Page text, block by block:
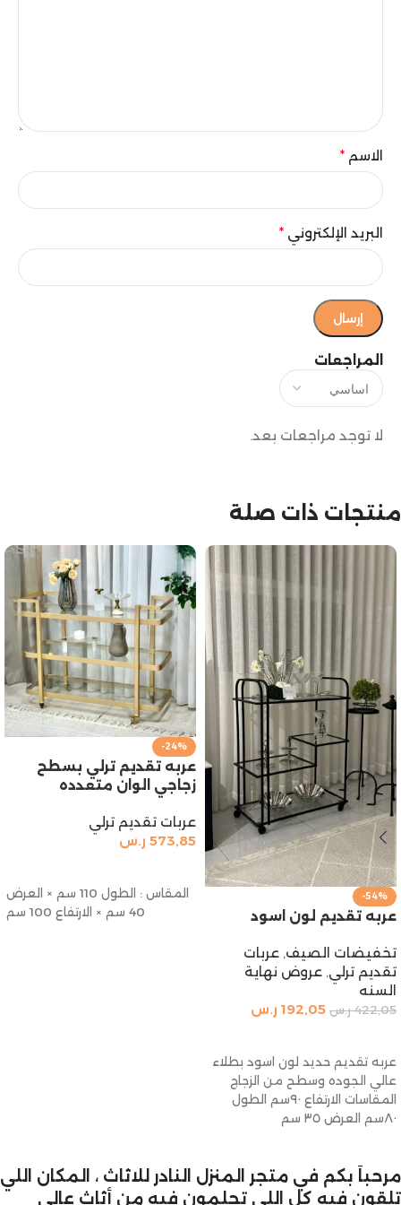
المراجعات
لا توجد مراجعات بعد.
الاسم *
البريد الإلكتروني *
منتجات ذات صلة
-54%
عربه تقديم لون اسود
تخفيضات الصيف, عربات
تقديم ترلي, عروض نهاية
السنه
422,05 ر.س 192,05 ر.س
عربه تقديم حديد لون اسود بطلاء
عالي الجوده وسطح من الزجاج
المقاسات الارتفاع ٩٠سم الطول
٨٠سم العرض ٣٥ سم
-24%
عربه تقديم ترلي بسطح
زجاجي الوان متعدده
عربات تقديم ترلي
573,85 ر.س
المقاس : الطول 110 سم × العرض
40 سم × الارتفاع 100 سم
مرحباً بكم في متجر المنزل النادر للاثاث ، المكان اللي
تلقون فيه كل اللي تحلمون فيه من أثاث عالي